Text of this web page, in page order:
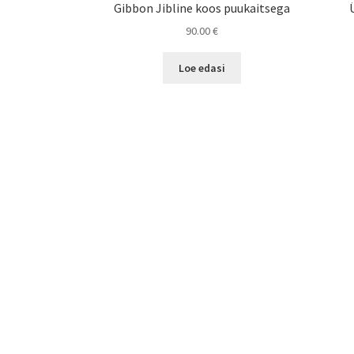
Gibbon Jibline koos puukaitsega
90.00€
Loe edasi